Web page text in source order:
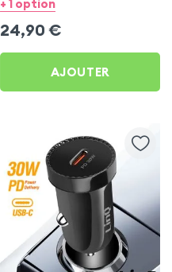
+ 1 option
24,90 €
AJOUTER